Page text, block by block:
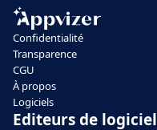
Confidentialité
Transparence
CGU
À propos
Logiciels
Editeurs de logiciel